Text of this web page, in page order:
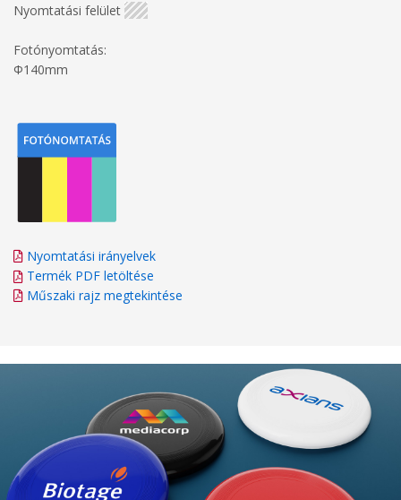
Nyomtatási felület
Fotónyomtatás:
Φ140mm
Nyomtatási irányelvek
Termék PDF letöltése
Műszaki rajz megtekintése